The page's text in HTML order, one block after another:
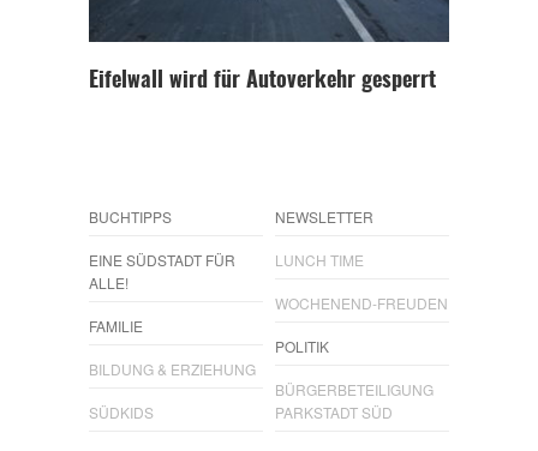
Eifelwall wird für Autoverkehr gesperrt
BUCHTIPPS
EINE SÜDSTADT FÜR
ALLE!
FAMILIE
BILDUNG & ERZIEHUNG
SÜDKIDS
NEWSLETTER
LUNCH TIME
WOCHENEND-FREUDEN
POLITIK
BÜRGERBETEILIGUNG
PARKSTADT SÜD